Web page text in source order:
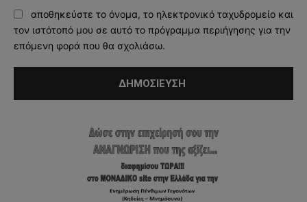
αποθηκεύστε το όνομα, το ηλεκτρονικό ταχυδρομείο και
τον ιστότοπό μου σε αυτό το πρόγραμμα περιήγησης για την
επόμενη φορά που θα σχολιάσω.